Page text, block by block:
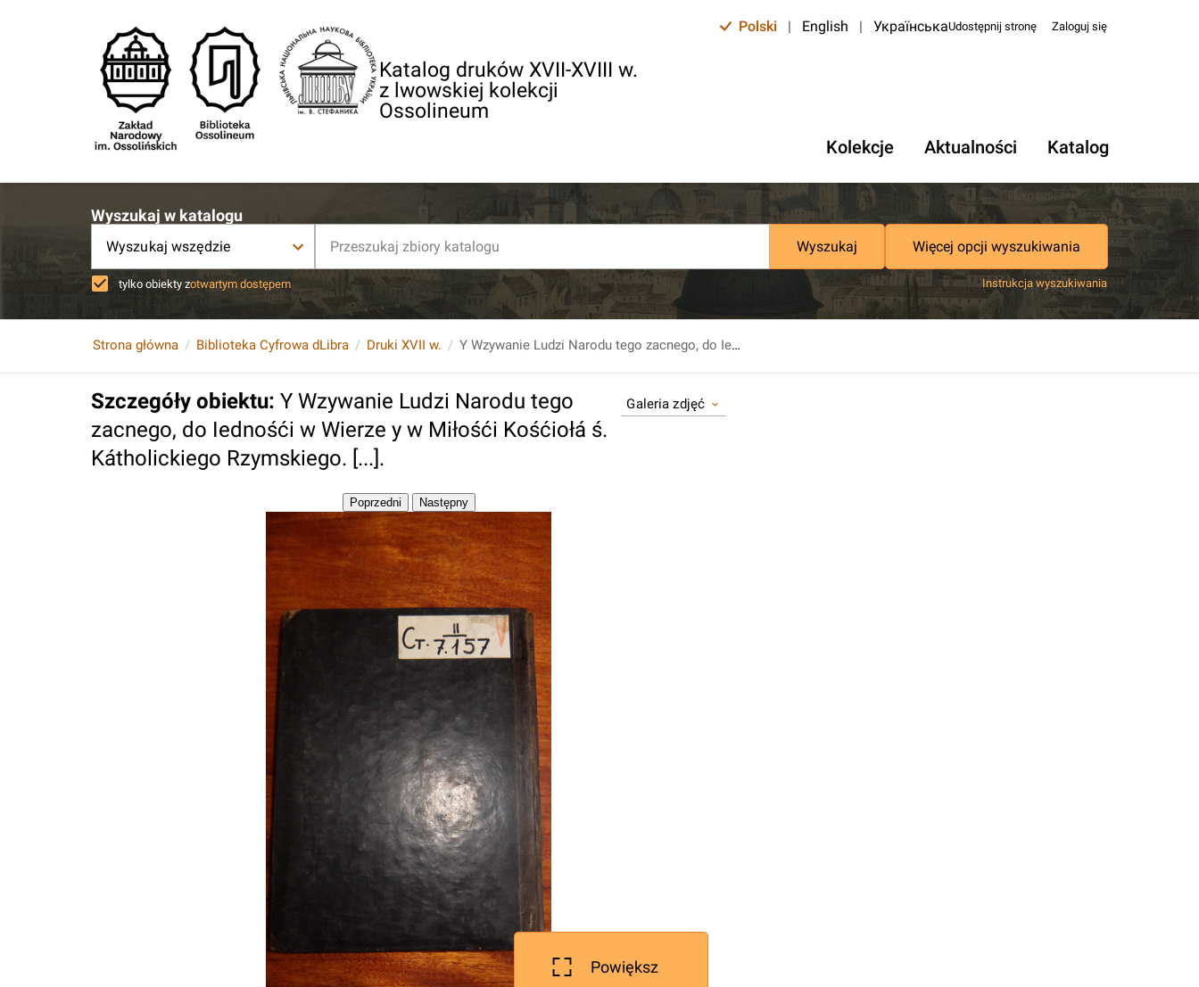
Katalog druków XVII-XVIII w.
z lwowskiej kolekcji
Ossolineum
Polski | English | УкраїнськаUdostępnij stronę Zaloguj się
Kolekcje Aktualności Katalog
Wyszukaj w katalogu
Wyszukaj wszędzie Wyszukaj Więcej opcji wyszukiwania
tylko obiekty zotwartym dostępem Instrukcja wyszukiwania
Strona główna Biblioteka Cyfrowa dLibra Druki XVII w. Y Wzywanie Ludzi Narodu tego zacnego, do Iednośći w Wierze y w Miłośći Kośćiołá ś. Kátholickiego Rzymskiego. [...].
Szczegóły obiektu: Y Wzywanie Ludzi Narodu tego
zacnego, do Iednośći w Wierze y w Miłośći Kośćiołá ś.
Kátholickiego Rzymskiego. [...].
Galeria zdjęć
Powiększ